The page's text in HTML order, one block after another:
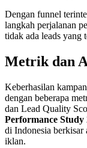
Dengan funnel
langkah perjalanan
tidak ada leads yang
Metrik dan
Keberhasilan
dengan beberapa
dan Lead Quality
Performance Study
di Indonesia berkisar
iklan.